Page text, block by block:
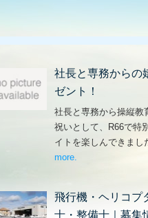
社長と専務からの
ゼント！
社長と専務から操縦教
祝いとして、R66で特
イトを楽しんできまし
more – ‘社長と専務か
飛行機・ヘリコ
士・整備士｜募集